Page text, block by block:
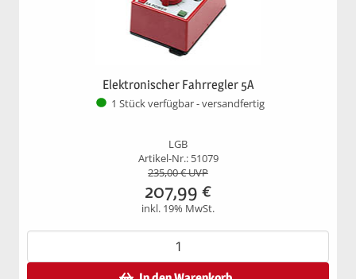
Elektronischer Fahrregler 5A
1 Stück verfügbar - versandfertig
LGB
Artikel-Nr.: 51079
235,00€ UVP
207,99 €
inkl. 19% MwSt.